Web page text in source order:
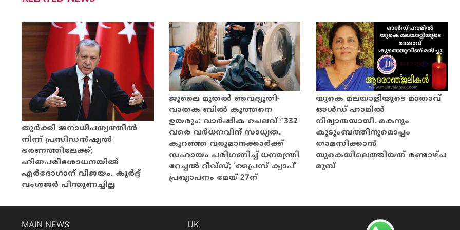
തുര്‍ക്കി ജനാധിപത്യത്തില്‍
നിന്ന് പ്രസിഡന്‍ഷ്യല്‍
ഭരണത്തിലേക്ക്;
ഹിതപരിശോധനയില്‍
എര്‍ദോഗാന് വിജയം. കുര്‍ദ്ദ്
വംശജര്‍ പിന്തുണച്ചില്ല
ജൂലൈ മുതൽ വൈദ്യുതി-
വാതക ബിൽ കുത്തനെ
ഉയരും: വാർഷിക ചെലവ് £332
വരെ വർധനവിന് സാധ്യത.
കുറഞ്ഞ വരുമാനക്കാർക്ക്
സഹായം പരിഗണിച്ച് ധനമന്ത്രി
റേച്ചൽ റീവ്സ്; ‘പ്രൈസ് ക്യാപ്’
പ്രഖ്യാപനം മേയ് 27ന്
യുകെ മലയാളിയുടെ മാതാവ്
ഓൾഡ് ഹാമിൽ
നിര്യാതയായി. മകനും
കുടുംബത്തിനുമൊപ്പം
താമസിക്കാൻ
യുകെയിലെത്തിയത് രണ്ടാഴ്ച
മുമ്പ്
MAIN NEWS UK